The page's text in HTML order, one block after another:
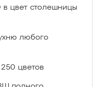
цвет столешницы
любого
цветов